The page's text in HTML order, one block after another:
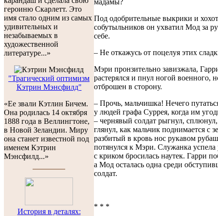
героиню Скарлетт. Это
имя стало одним из самых
удивительных и
незабываемых в
художественной
литературе...»
"Трагический оптимизм
Кэтрин Мэнсфилд"
«Ее звали Кэтлин Бичем.
Она родилась 14 октября
1888 года в Веллингтоне,
в Новой Зеландии. Миру
она станет известной под
именем Кэтрин
Мэнсфилд...»
История в деталях:
Под одобрительные выкрики и хохот
собутыльников он ухватил Мод за
себе.
– Не откажусь от поцелуя этих
Мэри пронзительно завизжала,
растерялся и пнул ногой военного,
отброшен в сторону.
– Прочь, мальчишка! Нечего
у людей графа Суррея, когда им
– чернявый солдат рыгнул, сплюнул,
глянул, как мальчик поднимается с
разбитый в кровь нос рукавом
потянулся к Мэри. Служанка успела
с криком бросилась наутек. Гарри
а Мод осталась одна среди
солдат.
* * *